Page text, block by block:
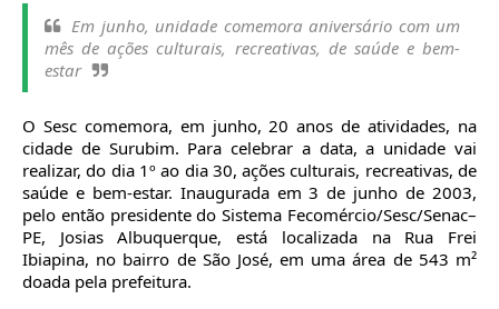
Em junho, unidade comemora aniversário com um
mês de ações culturais, recreativas, de saúde e bem-
estar
O Sesc comemora, em junho, 20 anos de atividades, na
cidade de Surubim. Para celebrar a data, a unidade vai
realizar, do dia 1º ao dia 30, ações culturais, recreativas, de
saúde e bem-estar. Inaugurada em 3 de junho de 2003,
pelo então presidente do Sistema Fecomércio/Sesc/Senac–
PE, Josias Albuquerque, está localizada na Rua Frei
Ibiapina, no bairro de São José, em uma área de 543 m²
doada pela prefeitura.